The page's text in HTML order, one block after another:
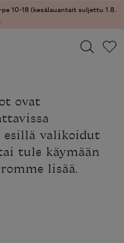
10-18 (kesälauantait suljettu 1.8.
ovat
esillä valikoidut
tule käymään
lisää.